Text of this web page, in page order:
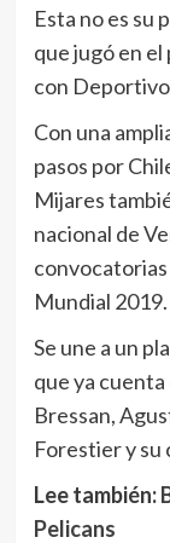
Esta no es su
que jugó en
con
Con una
pasos por
Mijares
nacional de
Mundial 2019.
Se une a un
que ya
Bressan,
Forestier y su
Lee también:
Pelicans